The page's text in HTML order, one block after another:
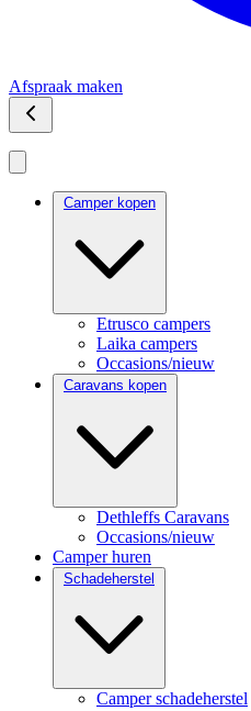
Afspraak maken
Camper kopen
Etrusco campers
Laika campers
Occasions/nieuw
Caravans kopen
Dethleffs Caravans
Occasions/nieuw
Camper huren
Schadeherstel
Camper schadeherstel